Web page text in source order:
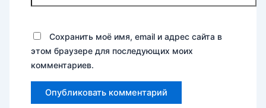
Сохранить моё имя, email и адрес сайта в
этом браузере для последующих моих
комментариев.